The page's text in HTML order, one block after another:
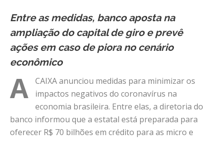
Entre as medidas, banco aposta na
ampliação do capital de giro e prevê
ações em caso de piora no cenário
econômico
A
CAIXA anunciou medidas para minimizar os
impactos negativos do coronavírus na
economia brasileira. Entre elas, a diretoria do
banco informou que a estatal está preparada para
oferecer R$ 70 bilhões em crédito para as micro e